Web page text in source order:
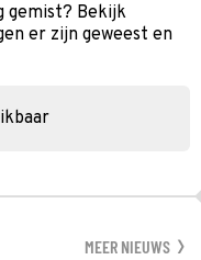
gemist? Bekijk
er zijn geweest en
MEER NIEUWS